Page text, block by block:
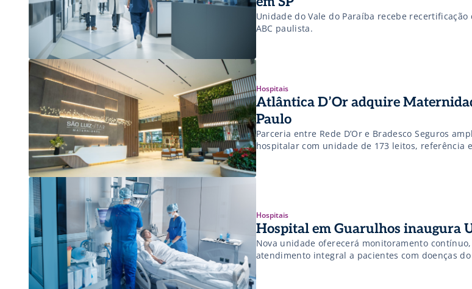
Unidade do Vale do Paraíba recebe
ABC paulista.
Hospitais
Atlântica D’Or adquire
Paulo
Parceria entre Rede D’Or e Bradesco Seguros
hospitalar com unidade de 173 leitos, referência
Hospitais
Hospital em Guarulhos inaugura
Nova unidade oferecerá monitoramento
atendimento integral a pacientes com doenças do